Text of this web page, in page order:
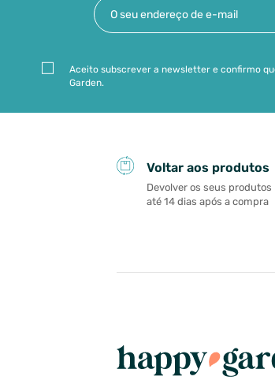
Aceito subscrever a newsletter e confirmo
Garden.
Voltar aos produtos
Devolver os seus produtos
até 14 dias após a compra